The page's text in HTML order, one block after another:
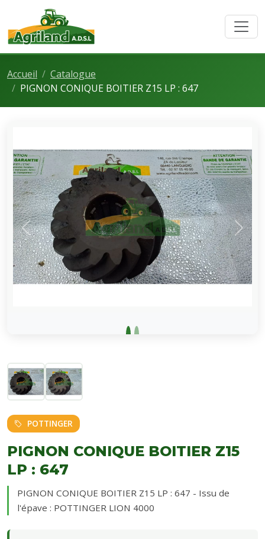
Accueil
Catalogue
PIGNON CONIQUE BOITIER Z15 LP : 647
POTTINGER
PIGNON CONIQUE BOITIER Z15
LP : 647
PIGNON CONIQUE BOITIER Z15 LP : 647 - Issu de
l'épave : POTTINGER LION 4000